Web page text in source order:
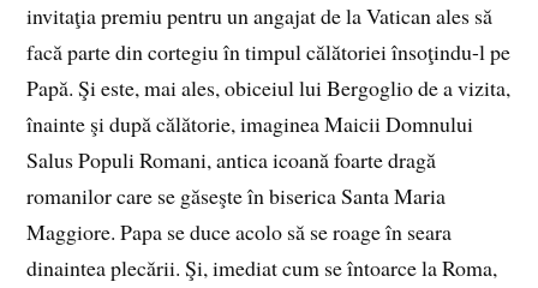
invitaţia premiu pentru un angajat de la Vatican ales să
facă parte din cortegiu în timpul călătoriei însoţindu-l pe
Papă. Şi este, mai ales, obiceiul lui Bergoglio de a vizita,
înainte şi după călătorie, imaginea Maicii Domnului
Salus Populi Romani, antica icoană foarte dragă
romanilor care se găseşte în biserica Santa Maria
Maggiore. Papa se duce acolo să se roage în seara
dinaintea plecării. Şi, imediat cum se întoarce la Roma,